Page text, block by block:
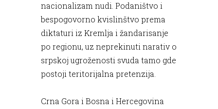
nacionalizam nudi. Podaništvo i
bespogovorno kvislinštvo prema
diktaturi iz Kremlja i žandarisanje
po regionu, uz neprekinuti narativ o
srpskoj ugroženosti svuda tamo gde
postoji teritorijalna pretenzija.
Crna Gora i Bosna i Hercegovina